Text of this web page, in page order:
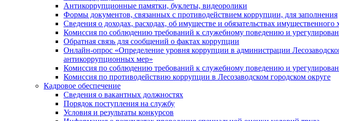
Антикоррупционные памятки, буклеты, видеоролики
Формы документов, связанных с противодействием коррупции, для заполнения
Сведения о доходах, расходах, об имуществе и обязательствах имущественного
Комиссия по соблюдению требований к служебному поведению и
Обратная связь для сообщений о фактах коррупции
Онлайн-опрос «Определение уровня коррупции в администрации
антикоррупционных мер»
Комиссия по соблюдению требований к служебному поведению и
Комиссия по противодействию коррупции в Лесозаводском городском округе
Кадровое обеспечение
Сведения о вакантных должностях
Порядок поступления на службу
Условия и результаты конкурсов